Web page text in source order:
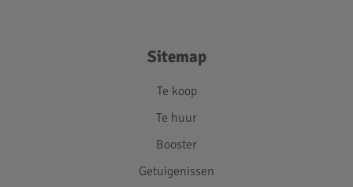
Sitemap
Te koop
Te huur
Booster
Getuigenissen